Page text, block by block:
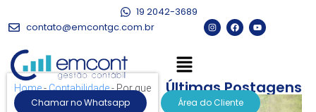
19 2042-3689
contato@emcontgc.com.br
Chamar no Whatsapp Área do Cliente
Home-Contabilidade-Por que
as demonstrações contábeis
Últimas Postagens